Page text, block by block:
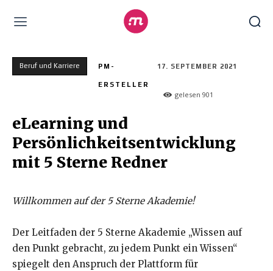
Beruf und Karriere PM-
ERSTELLER
17. SEPTEMBER 2021
gelesen 901
eLearning und
Persönlichkeitsentwicklung
mit 5 Sterne Redner
Willkommen auf der 5 Sterne Akademie!
Der Leitfaden der 5 Sterne Akademie „Wissen auf
den Punkt gebracht, zu jedem Punkt ein Wissen“
spiegelt den Anspruch der Plattform für